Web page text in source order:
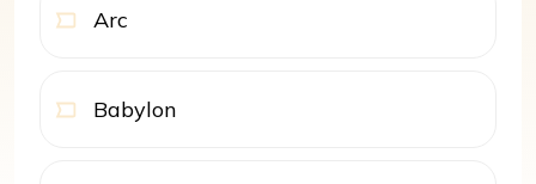
Arc
Babylon